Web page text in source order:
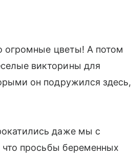
огромные цветы! А потом
викторины для
он подружился здесь,
даже мы с
что просьбы беременных